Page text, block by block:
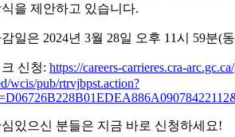
을 제안하고 있습니다.
일은 2024년 3월 28일 오후 11시 59분(
신청: https://careers-carrieres.cra-
wcis/pub/rtrvjbpst.action?
있으신 분들은 지금 바로 신청하세요!